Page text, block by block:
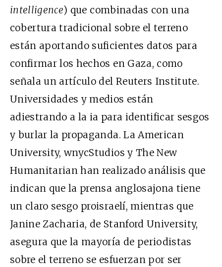
intelligence) que combinadas con una
cobertura tradicional sobre el terreno
están aportando suficientes datos para
confirmar los hechos en Gaza, como
señala un artículo del Reuters Institute.
Universidades y medios están
adiestrando a la ia para identificar sesgos
y burlar la propaganda. La American
University, wnycStudios y The New
Humanitarian han realizado análisis que
indican que la prensa anglosajona tiene
un claro sesgo proisraelí, mientras que
Janine Zacharia, de Stanford University,
asegura que la mayoría de periodistas
sobre el terreno se esfuerzan por ser